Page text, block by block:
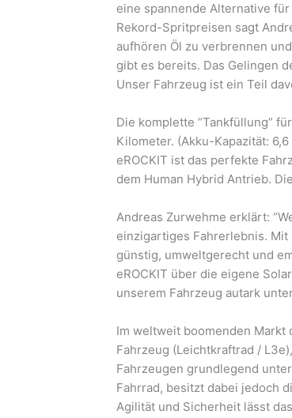
eine spannende Alternative
Rekord-Spritpreisen sagt
aufhören Öl zu verbrennen
gibt es bereits. Das Gelingen
Unser Fahrzeug ist ein Teil
Die komplette “Tankfüllung”
Kilometer. (Akku-Kapazität:
eROCKIT ist das perfekte
dem Human Hybrid Antrieb.
Andreas Zurwehme erklärt:
einzigartiges Fahrerlebnis.
günstig, umweltgerecht und
eROCKIT über die eigene
unserem Fahrzeug autark
Im weltweit boomenden Markt
Fahrzeug (Leichtkraftrad /
Fahrzeugen grundlegend
Fahrrad, besitzt dabei jedoch
Agilität und Sicherheit lässt